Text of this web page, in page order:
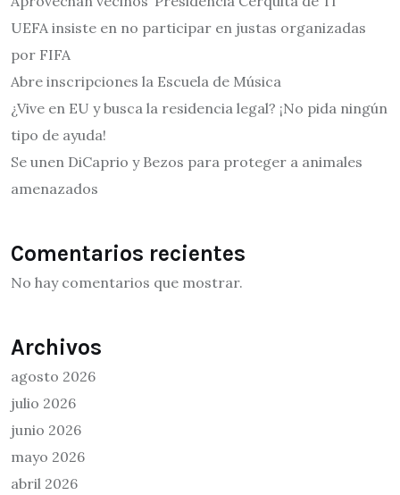
UEFA insiste en no participar en justas organizadas
por FIFA
Abre inscripciones la Escuela de Música
¿Vive en EU y busca la residencia legal? ¡No pida ningún
tipo de ayuda!
Se unen DiCaprio y Bezos para proteger a animales
amenazados
Comentarios recientes
No hay comentarios que mostrar.
Archivos
agosto 2026
julio 2026
junio 2026
mayo 2026
abril 2026